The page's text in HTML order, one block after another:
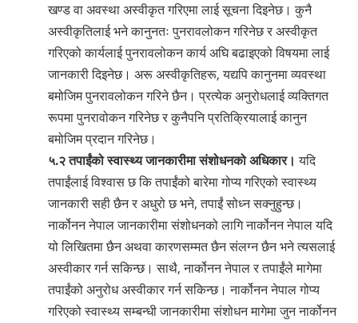
खण्ड वा अवस्था अस्वीकृत गरिएमा लाई सूचना दिइनेछ। कुनै
अस्वीकृतिलाई भने कानुनतः पुनरावलोकन गरिनेछ र अस्वीकृत
गरिएको कार्यलाई पुनरावलोकन कार्य अघि बढाइएको विषयमा लाई
जानकारी दिइनेछ। अरू अस्वीकृतिहरू, यद्यपि कानुनमा व्यवस्था
बमोजिम पुनरावलोकन गरिने छैन। प्रत्येक अनुरोधलाई व्यक्तिगत
रूपमा पुनरावोकन गरिनेछ र कुनैपनि प्रतिक्रियालाई कानुन
बमोजिम प्रदान गरिनेछ।
५.२ तपाईंको स्वास्थ्य जानकारीमा संशोधनको अधिकार। यदि
तपाईंलाई विश्वास छ कि तपाईंको बारेमा गोप्य गरिएको स्वास्थ्य
जानकारी सही छैन र अधुरो छ भने, तपाईं सोध्न सक्नुहुन्छ।
नार्कोनन नेपाल जानकारीमा संशोधनको लागि नार्कोनन नेपाल यदि
यो लिखितमा छैन अथवा कारणसम्मत छैन संलग्न छैन भने त्यसलाई
अस्वीकार गर्न सकिन्छ। साथै, नार्कोनन नेपाल र तपाईंले मागेमा
तपाईंको अनुरोध अस्वीकार गर्न सकिन्छ। नार्कोनन नेपाल गोप्य
गरिएको स्वास्थ्य सम्बन्धी जानकारीमा संशोधन मागेमा जुन नार्कोनन